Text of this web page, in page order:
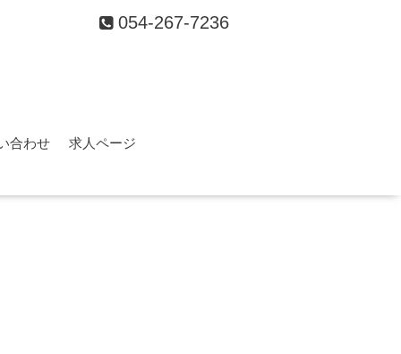
054-267-7236
合わせ 求人ページ